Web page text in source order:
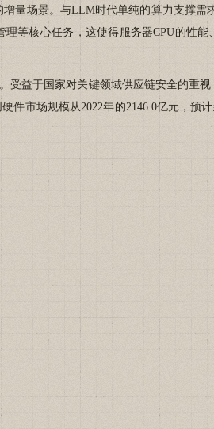
量场景。与LLM时代单纯的算力支撑需
等核心任务，这使得服务器CPU的性
益于国家对关键领域供应链安全的重
市场规模从2022年的2146.0亿元，预计